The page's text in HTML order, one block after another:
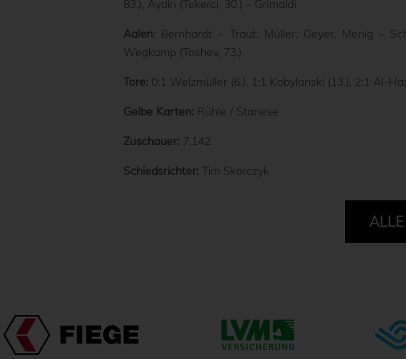
83.), Aydin (Tekerci, 30.) – Grimaldi
Aalen: Bernhardt – Traut, Müller, Geyer, Menig –
Wegkamp (Toshev, 73.)
Tore: 0:1 Welzmüller (6.), 1:1 Kobylanski (13.), 2:1 Al-
Gelbe Karten: Rühle / Stanese
Zuschauer: 7.142
Schiedsrichter: Tim Skorczyk